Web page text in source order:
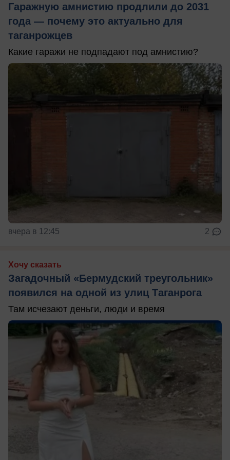
Гаражную амнистию продлили до 2031
года — почему это актуально для
таганрожцев
Какие гаражи не подпадают под амнистию?
вчера в 12:45 2
Хочу сказать
Загадочный «Бермудский треугольник»
появился на одной из улиц Таганрога
Там исчезают деньги, люди и время